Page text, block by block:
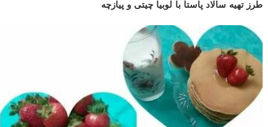
طرز تهیه سالاد پاستا با لوبیا چیتی و پیازچه